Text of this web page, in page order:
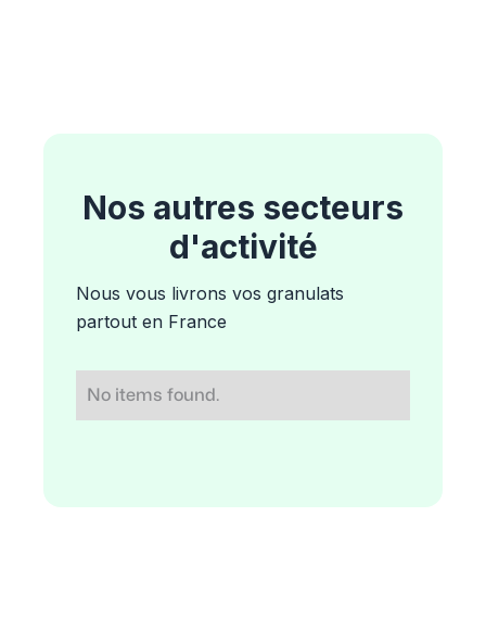
Nos autres secteurs
d'activité
Nous vous livrons vos granulats
partout en France
No items found.